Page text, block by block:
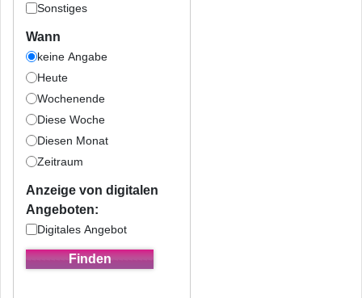
Sonstiges
Wann
keine Angabe
Heute
Wochenende
Diese Woche
Diesen Monat
Zeitraum
Anzeige von digitalen
Angeboten:
Digitales Angebot